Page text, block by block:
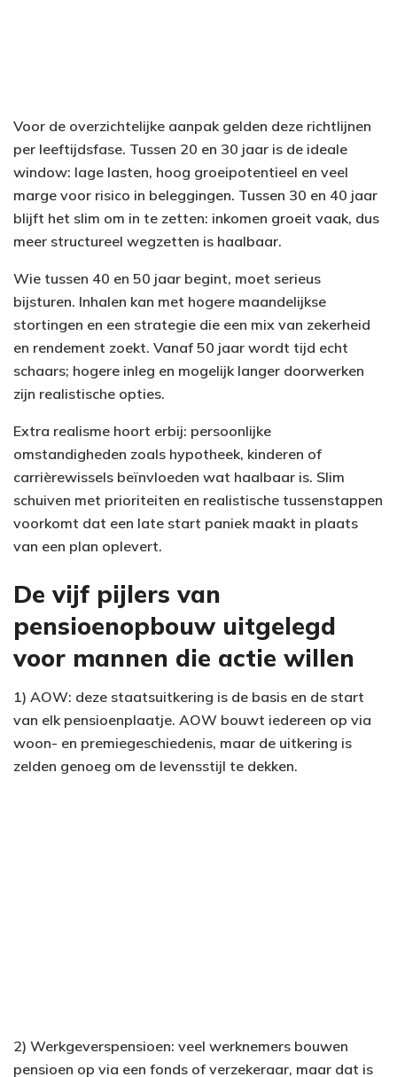
Voor de overzichtelijke aanpak gelden deze richtlijnen
per leeftijdsfase. Tussen 20 en 30 jaar is de ideale
window: lage lasten, hoog groeipotentieel en veel
marge voor risico in beleggingen. Tussen 30 en 40 jaar
blijft het slim om in te zetten: inkomen groeit vaak, dus
meer structureel wegzetten is haalbaar.
Wie tussen 40 en 50 jaar begint, moet serieus
bijsturen. Inhalen kan met hogere maandelijkse
stortingen en een strategie die een mix van zekerheid
en rendement zoekt. Vanaf 50 jaar wordt tijd echt
schaars; hogere inleg en mogelijk langer doorwerken
zijn realistische opties.
Extra realisme hoort erbij: persoonlijke
omstandigheden zoals hypotheek, kinderen of
carrièrewissels beïnvloeden wat haalbaar is. Slim
schuiven met prioriteiten en realistische tussenstappen
voorkomt dat een late start paniek maakt in plaats
van een plan oplevert.
De vijf pijlers van
pensioenopbouw uitgelegd
voor mannen die actie willen
1) AOW: deze staatsuitkering is de basis en de start
van elk pensioenplaatje. AOW bouwt iedereen op via
woon- en premiegeschiedenis, maar de uitkering is
zelden genoeg om de levensstijl te dekken.
2) Werkgeverspensioen: veel werknemers bouwen
pensioen op via een fonds of verzekeraar, maar dat is